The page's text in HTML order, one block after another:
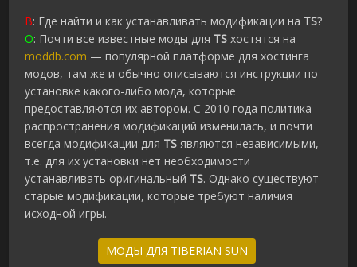
В: Где найти и как устанавливать модификации на TS?
О: Почти все известные моды для TS хостятся на
moddb.com — популярной платформе для хостинга
модов, там же и обычно описываются инструкции по
установке какого-либо мода, которые
предоставляются их автором. С 2010 года политика
распространения модификаций изменилась, и почти
всегда модификации для TS являются независимыми,
т.е. для их установки нет необходимости
устанавливать оригинальный TS. Однако существуют
старые модификации, которые требуют наличия
исходной игры.
МОДЫ ДЛЯ TIBERIAN SUN